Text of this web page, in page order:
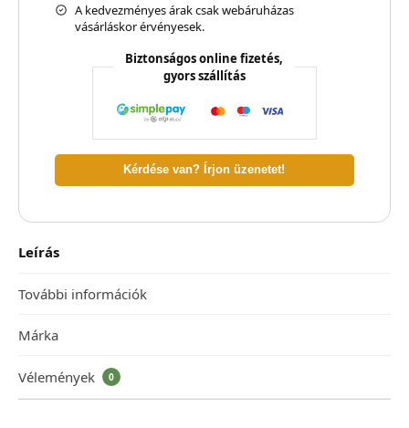
A kedvezményes árak csak webáruházas
vásárláskor érvényesek.
Biztonságos online fizetés,
gyors szállítás
Kérdése van? Írjon üzenetet!
Leírás
További információk
Márka
Vélemények 0